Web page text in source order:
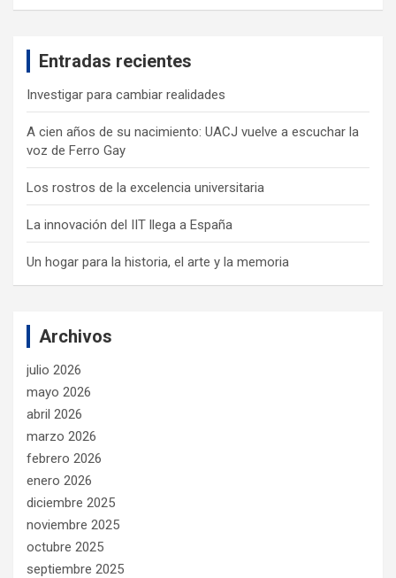
Entradas recientes
Investigar para cambiar realidades
A cien años de su nacimiento: UACJ vuelve a escuchar la
voz de Ferro Gay
Los rostros de la excelencia universitaria
La innovación del IIT llega a España
Un hogar para la historia, el arte y la memoria
Archivos
julio 2026
mayo 2026
abril 2026
marzo 2026
febrero 2026
enero 2026
diciembre 2025
noviembre 2025
octubre 2025
septiembre 2025